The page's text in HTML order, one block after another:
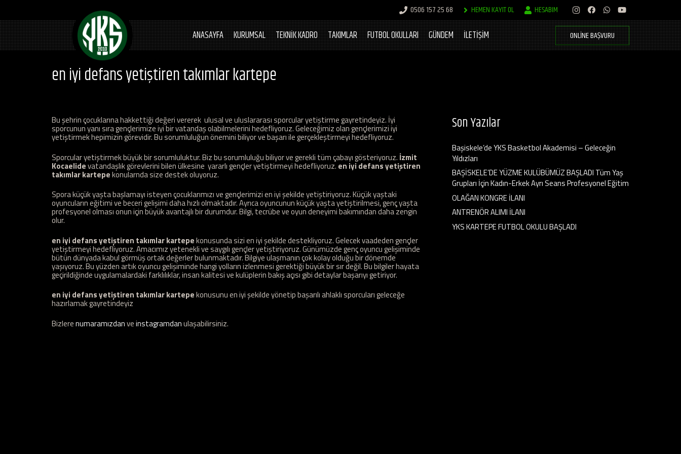
0506 157 25 68 HEMEN KAYIT OL HESABIM
ANASAYFA KURUMSAL TEKNİK KADRO TAKIMLAR FUTBOL OKULLARI GÜNDEM İLETİŞİM ONLINE BAŞVURU
en iyi defans yetiştiren takımlar kartepe
Bu şehrin çocuklarına hakkettiği değeri vererek ulusal ve uluslararası sporcular yetiştirme gayretindeyiz. İyi
sporcunun yanı sıra gençlerimize iyi bir vatandaş olabilmelerini hedefliyoruz. Geleceğimiz olan gençlerimizi iyi
yetiştirmek hepimizin görevidir. Bu sorumluluğun önemini biliyor ve başarı ile gerçekleştirmeyi hedefliyoruz.
Sporcular yetiştirmek büyük bir sorumluluktur. Biz bu sorumluluğu biliyor ve gerekli tüm çabayı gösteriyoruz. İzmit
Kocaelidevatandaşlık görevlerini bilen ülkesine yararlı gençler yetiştirmeyi hedefliyoruz. en iyi defans yetiştiren
takımlar kartepekonularnda size destek oluyoruz.
Spora küçük yaşta başlamayı isteyen çocuklarımızı ve gençlerimizi en iyi şekilde yetiştiriyoruz. Küçük yaştaki
oyuncuların eğitimi ve beceri gelişimi daha hızlı olmaktadır. Ayrıca oyuncunun küçük yaşta yetiştirilmesi, genç yaşta
profesyonel olması onun için büyük avantajlı bir durumdur. Bilgi, tecrübe ve oyun deneyimi bakımından daha zengin
olur.
en iyi defans yetiştiren takımlar kartepekonusunda sizi en iyi şekilde destekliyoruz. Gelecek vaadeden gençler
yetiştirmeyi hedefliyoruz. Amacımız yetenekli ve saygılı gençler yetiştiriyoruz. Günümüzde genç oyuncu gelişiminde
bütün dünyada kabul görmüş ortak değerler bulunmaktadır. Bilgiye ulaşmanın çok kolay olduğu bir dönemde
yaşıyoruz. Bu yüzden artık oyuncu gelişiminde hangi yolların izlenmesi gerektiği büyük bir sır değil. Bu bilgiler hayata
geçirildiğinde uygulamalardaki farklılıklar, insan kalitesi ve kulüplerin bakış açısı gibi detaylar başarıyı getiriyor.
en iyi defans yetiştiren takımlar kartepekonusunu en iyi şekilde yönetip başarılı ahlaklı sporcuları geleceğe
hazırlamak gayretindeyiz
Bizlerenumaramızdanveinstagramdanulaşabilirsiniz.
Son Yazılar
Başiskele’de YKS Basketbol Akademisi – Geleceğin
Yıldızları
BAŞİSKELE’DE YÜZME KULÜBÜMÜZ BAŞLADI Tüm Yaş
Grupları İçin Kadın-Erkek Ayrı Seans Profesyonel Eğitim
OLAĞAN KONGRE İLANI
ANTRENÖR ALIMI İLANI
YKS KARTEPE FUTBOL OKULU BAŞLADI